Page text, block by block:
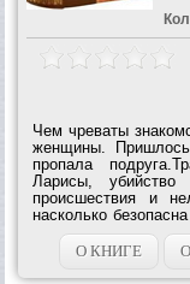
Чем чреваты
женщины. Пришлось
пропала
Ларисы,
происшествия и
насколько
кем проводим
обычного офиса?
О КНИГЕ